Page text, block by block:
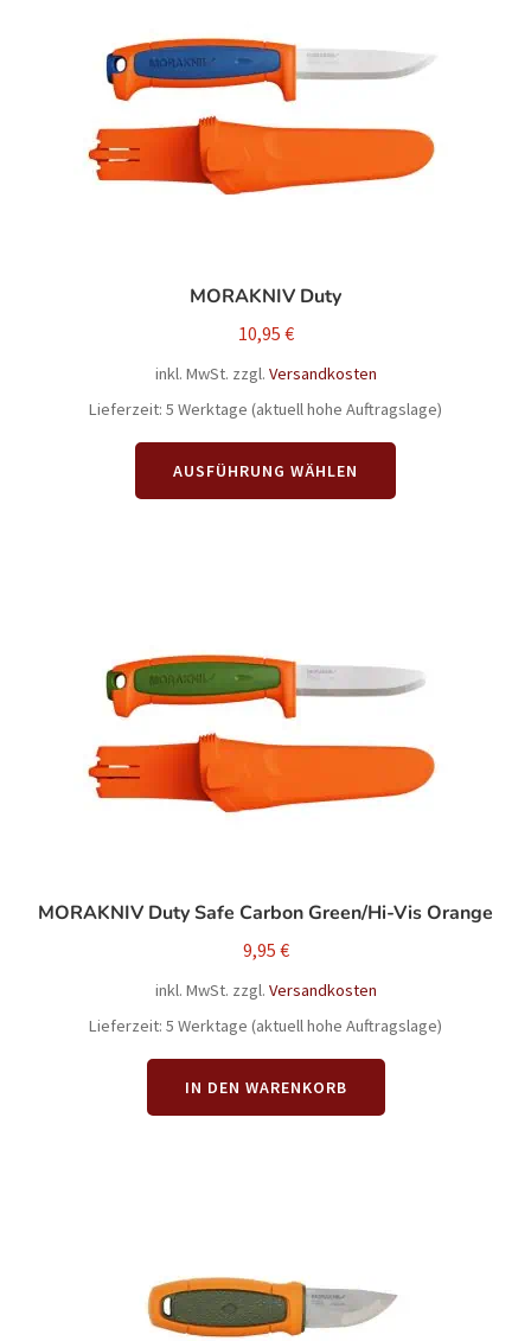
MORAKNIV Duty
10,95 €
inkl. MwSt. zzgl. Versandkosten
Lieferzeit: 5 Werktage (aktuell hohe Auftragslage)
AUSFÜHRUNG WÄHLEN
Dieses
weist
können
der
Produktseite
gewählt
MORAKNIV Duty Safe Carbon Green/Hi-Vis Orange
9,95 €
inkl. MwSt. zzgl. Versandkosten
Lieferzeit: 5 Werktage (aktuell hohe Auftragslage)
IN DEN WARENKORB